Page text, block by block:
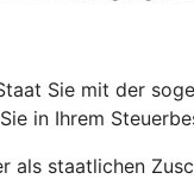
Sie mit der
in Ihrem
als staatlichen